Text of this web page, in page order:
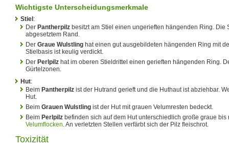
Wichtigste Unterscheidungsmerkmale
Stiel :
Der Pantherpilz besitzt am Stiel einen ungerieften hängenden Ring. Die
abgesetztem Rand.
Der Graue Wulstling hat einen gut ausgebildeten hängenden Ring mit
Stielbasis ist keulig verdickt.
Der Perlpilz hat im oberen Stieldrittel einen gerieften hängenden Ring.
Gürtelzonen.
Hut:
Beim Pantherpilz ist der Hutrand gerieft und die Huthaut ist abziehbar.
Hut.
Beim Grauen Wulstling ist der Hut mit grauen Velumresten bedeckt.
Beim Perlpilz befinden sich auf dem Hut unterschiedlich große graue bis
Velumflocken. An verletzten Stellen verfärbt sich der Pilz fleischrot.
Toxizität